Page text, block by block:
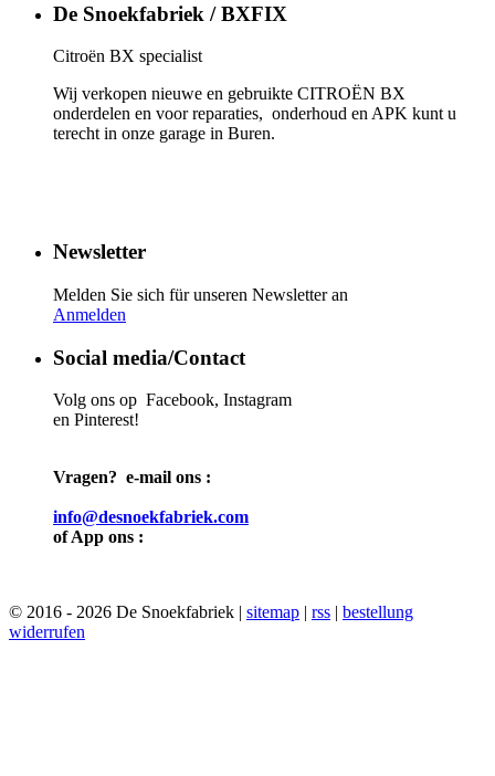
De Snoekfabriek / BXFIX
Citroën BX specialist
Wij verkopen nieuwe en gebruikte CITROËN BX
onderdelen en voor reparaties, onderhoud en APK kunt u
terecht in onze garage in Buren.
Newsletter
Melden Sie sich für unseren Newsletter an
Anmelden
Social media/Contact
Volg ons op Facebook, Instagram
en Pinterest!
Vragen? e-mail ons :
info@desnoekfabriek.com
of App ons :
© 2016 - 2026 De Snoekfabriek | sitemap | rss | bestellung
widerrufen